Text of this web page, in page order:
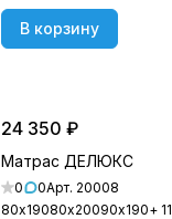
В корзину
24 350 ₽
Матрас ДЕЛЮКС
0 0Арт. 20008
80х19080х20090х190+ 11